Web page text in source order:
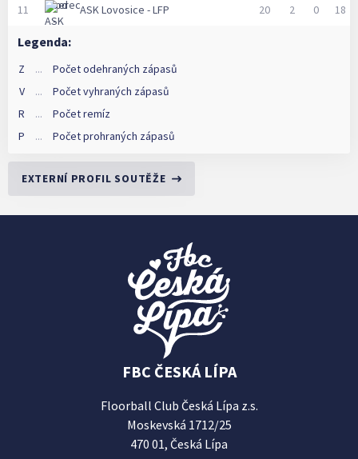
11 ASK Lovosice - LFP 20 2 0 18
Legenda:
Z ...
Počet odehraných zápasů
V
...
Počet vyhraných zápasů
R
...
Počet remíz
P
... Počet prohraných zápasů
EXTERNÍ PROFIL SOUTĚŽE
FBC ČESKÁ LÍPA
Floorball Club Česká Lípa z.s.
Moskevská 1712/25
470 01, Česká Lípa